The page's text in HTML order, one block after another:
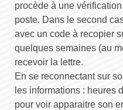
procède à une
poste. Dans le second
avec un code à recopier
quelques semaines (au
recevoir la lettre.
En se reconnectant sur
les informations : heures
pour voir apparaitre son